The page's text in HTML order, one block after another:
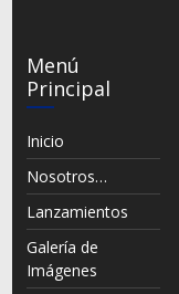
Menú
Principal
Inicio
Nosotros…
Lanzamientos
Galería de
Imágenes